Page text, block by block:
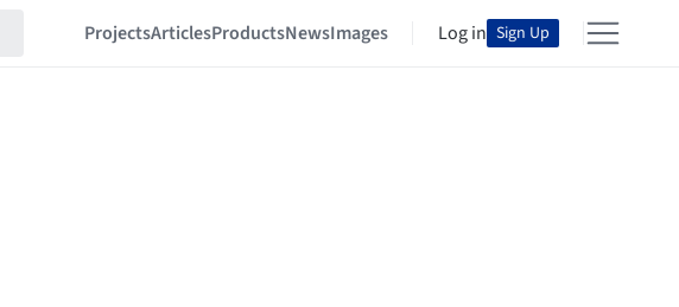
ProjectsArticlesProductsNewsImages Log in Sign Up